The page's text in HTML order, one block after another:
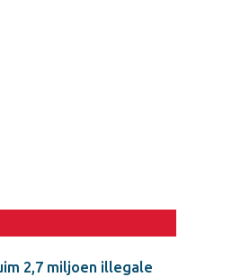
2,7 miljoen illegale